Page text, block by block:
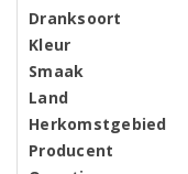
Dranksoort
Kleur
Smaak
Land
Herkomstgebied
Producent